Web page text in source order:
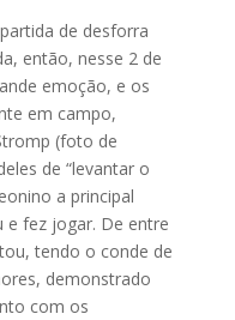
de desforra
então, nesse 2 de
emoção, e os
em campo,
(foto de
de “levantar o
a principal
e fez jogar. De entre
tendo o conde de
demonstrado
com os